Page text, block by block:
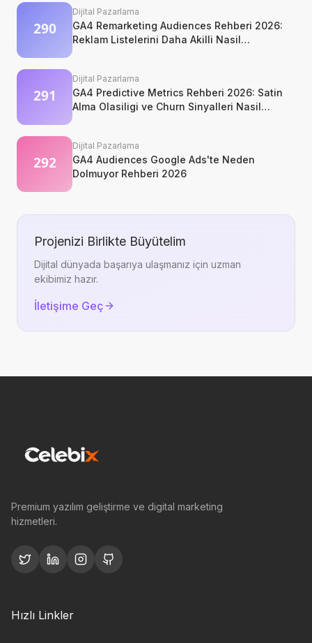
Dijital Pazarlama
GA4 Remarketing Audiences Rehberi 2026:
Reklam Listelerini Daha Akilli Nasil
Dijital Pazarlama
GA4 Predictive Metrics Rehberi 2026: Satin
Alma Olasiligi ve Churn Sinyalleri Nasil
Dijital Pazarlama
GA4 Audiences Google Ads'te Neden
Dolmuyor Rehberi 2026
Projenizi Birlikte Büyütelim
Dijital dünyada başarıya ulaşmanız için uzman
ekibimiz hazır.
İletişime Geç
Premium yazılım geliştirme ve digital marketing
hizmetleri.
Hızlı Linkler